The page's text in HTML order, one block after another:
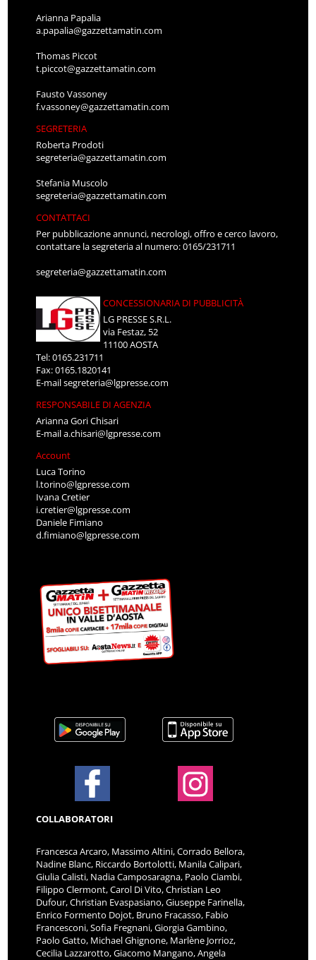
Arianna Papalia
a.papalia@gazzettamatin.com
Thomas Piccot
t.piccot@gazzettamatin.com
Fausto Vassoney
f.vassoney@gazzettamatin.com
SEGRETERIA
Roberta Prodoti
segreteria@gazzettamatin.com
Stefania Muscolo
segreteria@gazzettamatin.com
CONTATTACI
Per pubblicazione annunci, necrologi, offro e cerco lavoro,
contattare la segreteria al numero: 0165/231711
segreteria@gazzettamatin.com
CONCESSIONARIA DI PUBBLICITÀ
LG PRESSE S.R.L.
via Festaz, 52
11100 AOSTA
Tel: 0165.231711
Fax: 0165.1820141
E-mailsegreteria@lgpresse.com
RESPONSABILE DI AGENZIA
Arianna Gori Chisari
E-maila.chisari@lgpresse.com
Account
Luca Torino
l.torino@lgpresse.com
Ivana Cretier
i.cretier@lgpresse.com
Daniele Fimiano
d.fimiano@lgpresse.com
COLLABORATORI
Francesca Arcaro, Massimo Altini, Corrado Bellora,
Nadine Blanc, Riccardo Bortolotti, Manila Calipari,
Giulia Calisti, Nadia Camposaragna, Paolo Ciambi,
Filippo Clermont, Carol Di Vito, Christian Leo
Dufour, Christian Evaspasiano, Giuseppe Farinella,
Enrico Formento Dojot, Bruno Fracasso, Fabio
Francesconi, Sofia Fregnani, Giorgia Gambino,
Paolo Gatto, Michael Ghignone, Marlène Jorrioz,
Cecilia Lazzarotto, Giacomo Mangano, Angela